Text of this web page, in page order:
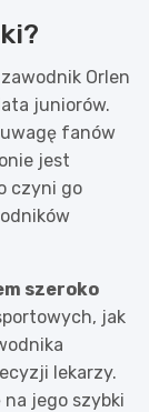
Orlen
juniorów.
fanów
jest
czyni go
szeroko
jak
lekarzy.
na jego szybki